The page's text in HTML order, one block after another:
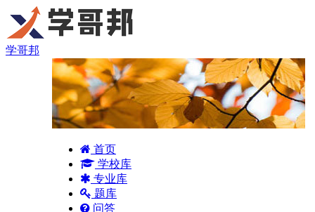
学哥邦
首页
学校库
专业库
题库
问答